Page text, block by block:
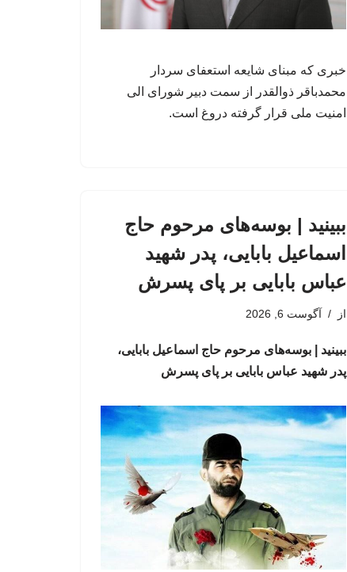
خبری که مبنای شایعه استعفای سردار
محمدباقر ذوالقدر از سمت دبیر شورای الی
امنیت ملی قرار گرفته دروغ است.
ببینید | بوسه‌های مرحوم حاج
اسماعیل بابایی، پدر شهید
عباس بابایی بر پای پسرش
از آگوست 6, 2026
ببینید | بوسه‌های مرحوم حاج اسماعیل بابایی،
پدر شهید عباس بابایی بر پای پسرش